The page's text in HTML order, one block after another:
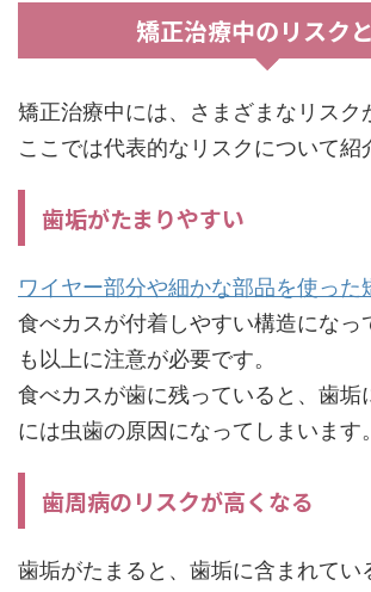
矯正治療中のリスク
矯正治療中には、さまざまなリスク
ここでは代表的なリスクについて紹
歯垢がたまりやすい
ワイヤー部分や細かな部品を使った
食べカスが付着しやすい構造になっ
も以上に注意が必要です。
食べカスが歯に残っていると、歯垢
には虫歯の原因になってしまいます。
歯周病のリスクが高くなる
歯垢がたまると、歯垢に含まれてい